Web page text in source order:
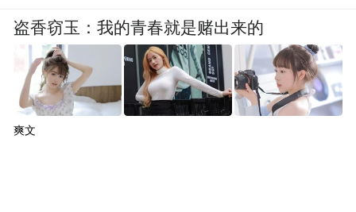
盗香窃玉：我的青春就是赌出来的
爽文